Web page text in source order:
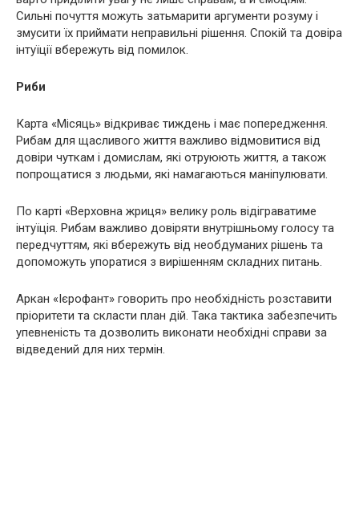
Сильні почуття можуть затьмарити аргументи розуму і
змусити їх приймати неправильні рішення. Спокій та довіра
інтуїції вбережуть від помилок.
Риби
Карта «Місяць» відкриває тиждень і має попередження.
Рибам для щасливого життя важливо відмовитися від
довіри чуткам і домислам, які отруюють життя, а також
попрощатися з людьми, які намагаються маніпулювати.
По карті «Верховна жриця» велику роль відіграватиме
інтуїція. Рибам важливо довіряти внутрішньому голосу та
передчуттям, які вбережуть від необдуманих рішень та
допоможуть упоратися з вирішенням складних питань.
Аркан «Ієрофант» говорить про необхідність розставити
пріоритети та скласти план дій. Така тактика забезпечить
упевненість та дозволить виконати необхідні справи за
відведений для них термін.